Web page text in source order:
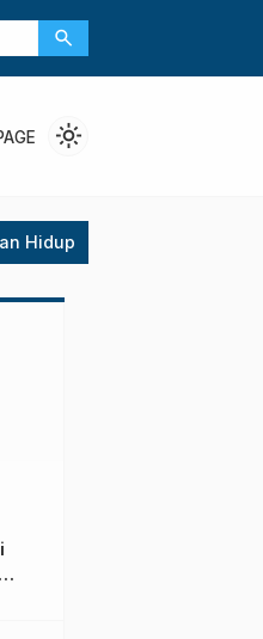
search
light_mode
Hidup